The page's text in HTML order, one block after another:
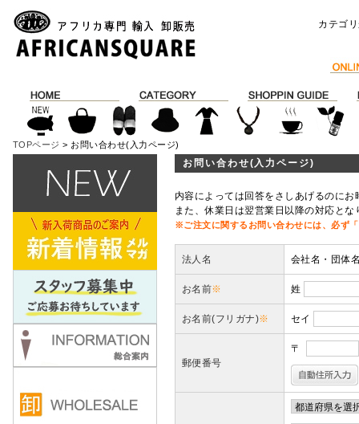
カテゴ
TOPページ > お問い合わせ(入力ページ)
お問い合わせ(入力ページ)
内容によっては回答をさしあげるのに
また、休業日は翌営業日以降の対応と
※ご注文に関するお問い合わせには、必ず
法人名 会社名・団体
お名前※ 姓
お名前(フリガナ)※ セイ
郵便番号
〒